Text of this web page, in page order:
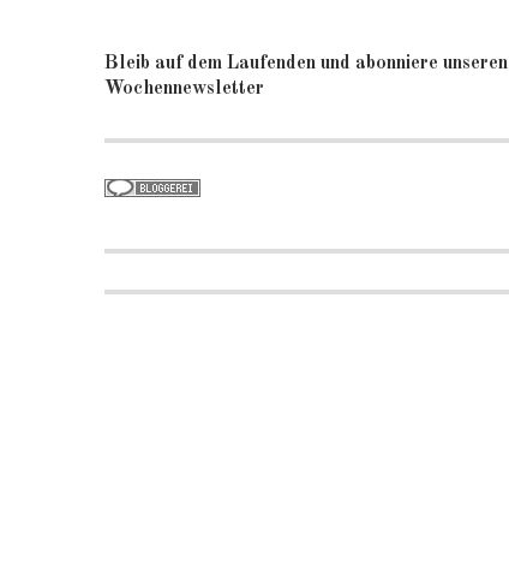
Bleib auf dem Laufenden und abonniere unseren
Wochennewsletter